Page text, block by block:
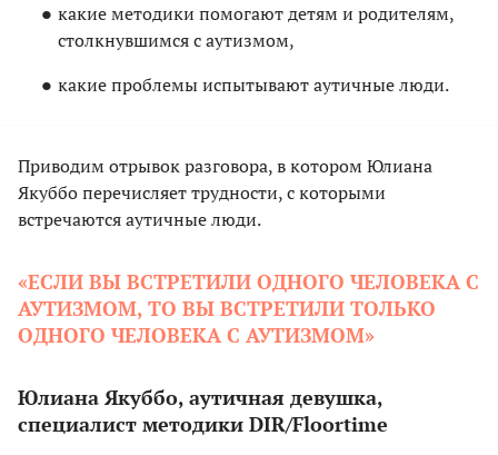
какие методики помогают детям и родителям,
столкнувшимся с аутизмом,
какие проблемы испытывают аутичные люди.
Приводим отрывок разговора, в котором Юлиана
Якуббо перечисляет трудности, с которыми
встречаются аутичные люди.
«ЕСЛИ ВЫ ВСТРЕТИЛИ ОДНОГО ЧЕЛОВЕКА С
АУТИЗМОМ, ТО ВЫ ВСТРЕТИЛИ ТОЛЬКО
ОДНОГО ЧЕЛОВЕКА С АУТИЗМОМ»
Юлиана Якуббо, аутичная девушка,
специалист методики DIR/Floortime